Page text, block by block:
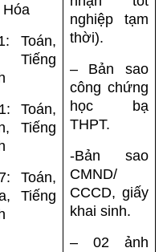
Hóa
Toán,
Tiếng
Toán,
Tiếng
Toán,
Tiếng
nghiệp tạm
thời).
– Bản sao
công chứng
học bạ
THPT.
-Bản sao
CMND/
CCCD, giấy
khai sinh.
– 02 ảnh